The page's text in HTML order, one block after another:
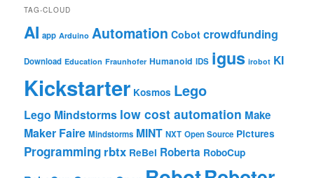
TAG-CLOUD
AI app Arduino Automation Cobot crowdfunding
Download Education Fraunhofer Humanoid IDS igus irobot KI
Kickstarter Kosmos Lego
Lego Mindstorms low cost automation Make
Maker Faire Mindstorms MINT NXT Open Source Pictures
Programming rbtx ReBel Roberta RoboCup